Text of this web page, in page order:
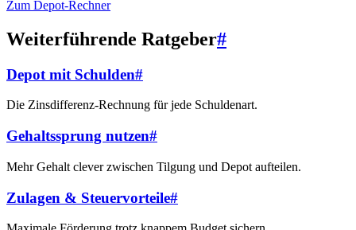
Zum Depot-Rechner
Weiterführende Ratgeber#
Depot mit Schulden#
Die Zinsdifferenz-Rechnung für jede Schuldenart.
Gehaltssprung nutzen#
Mehr Gehalt clever zwischen Tilgung und Depot aufteilen.
Zulagen & Steuervorteile#